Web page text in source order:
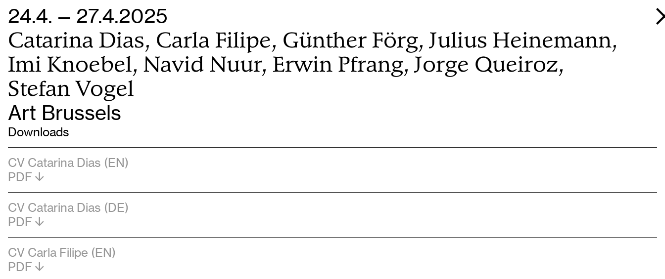
24.4. — 27.4.2025
Catarina Dias, Carla Filipe, Günther Förg, Julius Heinemann,
Imi Knoebel, Navid Nuur, Erwin Pfrang, Jorge Queiroz,
Stefan Vogel
Art Brussels
Downloads
CV Catarina Dias (EN)
PDF
CV Catarina Dias (DE)
PDF
CV Carla Filipe (EN)
PDF